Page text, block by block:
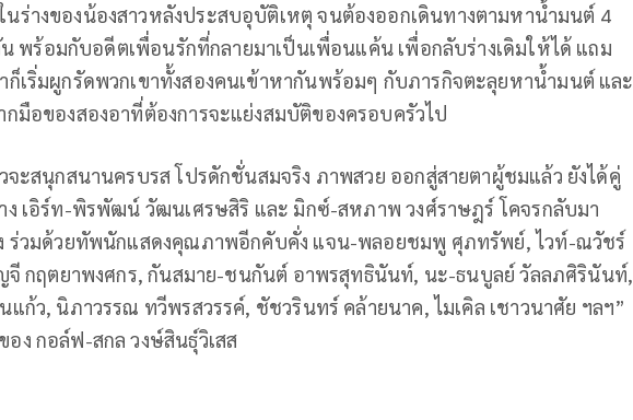
ร่างของน้องสาวหลังประสบอุบัติเหตุ จนต้องออกเดินทางตามหาน้ำมนต์ 4
น พร้อมกับอดีตเพื่อนรักที่กลายมาเป็นเพื่อนแค้น เพื่อกลับร่างเดิมให้ได้ แถม
ก็เริ่มผูกรัดพวกเขาทั้งสองคนเข้าหากันพร้อมๆ กับภารกิจตะลุยหานํ้ามนต์ และ
มือของสองอาที่ต้องการจะแย่งสมบัติของครอบครัวไป
จะสนุกสนานครบรส โปรดักชั่นสมจริง ภาพสวย ออกสู่สายตาผู้ชมแล้ว ยังได้คู่
ง เอิร์ท-พิรพัฒน์ วัฒนเศรษสิริ และ มิกซ์-สหภาพ วงศ์ราษฎร์ โคจรกลับมา
ร่วมด้วยทัพนักแสดงคุณภาพอีกคับคั่ง แจน-พลอยชมพู ศุภทรัพย์, ไวท์-ณวัชร์
จี กฤตยาพงศกร, กันสมาย-ชนกันต์ อาพรสุทธินันท์, นะ-ธนบูลย์ วัลลภศิรินันท์,
ก้ว, นิภาวรรณ ทวีพรสวรรค์, ชัชวรินทร์ คล้ายนาค, ไมเคิล เชาวนาศัย ฯลฯ”
ง กอล์ฟ-สกล วงษ์สินธุ์วิเสส